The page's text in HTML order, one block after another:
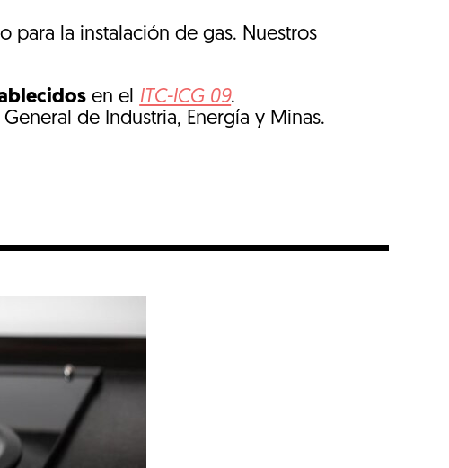
la instalación de gas. Nuestros
en el ITC-ICG 09.
de Industria, Energía y Minas.